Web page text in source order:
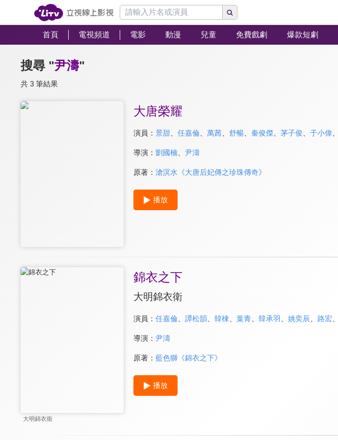
首頁 電視頻道 電影 動漫 兒童 免費戲劇 爆款短劇
搜尋 "尹濤"
共 3 筆結果
大唐榮耀
演員： 景甜、 任嘉倫、 萬茜、 舒暢、 秦俊傑、 茅子俊 于小偉、
導演： 劉國楠、 尹濤
原著： 滄溟水《大唐后妃傳之珍珠傳奇》
播放
大明錦衣衛
錦衣之下
大明錦衣衛
演員： 任嘉倫、 譚松韻 韓棟 葉青、 韓承羽 姚奕辰 路宏
導演： 尹濤
原著： 藍色獅《錦衣之下》
播放